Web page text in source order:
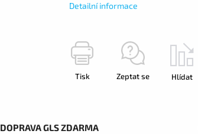
Detailní informace
Tisk Zeptat se Hlídat
DOPRAVA GLS ZDARMA